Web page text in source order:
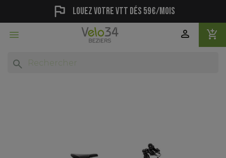
flag Louez votre vtt dés 59€/mois
 add_shopping_cart
person
search